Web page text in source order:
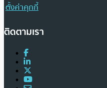
ตั้งค่าคุกกี้
ติดตามเรา